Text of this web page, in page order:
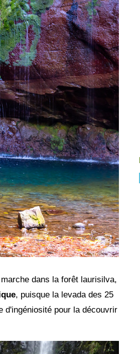
dans la forêt laurisilva,
, puisque la levada des 25
d'ingéniosité pour la découvrir